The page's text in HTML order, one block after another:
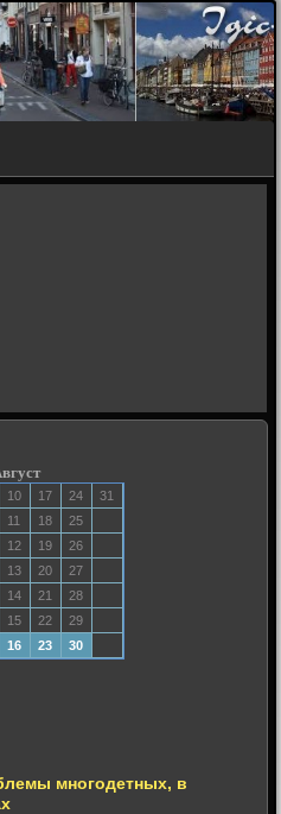
10 17 24
31
11 18
25
12 19
26
13 20
27
14 21
28
15 22
29
16 23 30
многодетных, в